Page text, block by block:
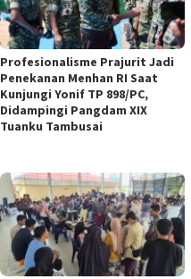
Profesionalisme Prajurit Jadi
Penekanan Menhan RI Saat
Kunjungi Yonif TP 898/PC,
Didampingi Pangdam XIX
Tuanku Tambusai